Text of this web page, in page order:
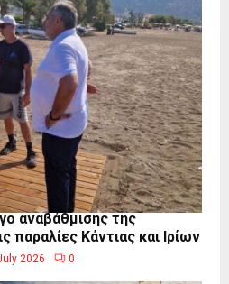
αναβάθμισης της
παραλίες Κάντιας και Ιρίων
2026 0